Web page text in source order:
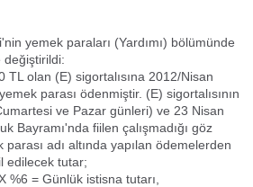
yemek paraları (Yardımı) bölümünde
değiştirildi:
TL olan (E) sigortalısına 2012/Nisan
parası ödenmiştir. (E) sigortalısının
ve Pazar günleri) ve 23 Nisan
Bayramı'nda fiilen çalışmadığı göz
parası adı altında yapılan ödemelerden
edilecek tutar;
%6 = Günlük istisna tutarı,